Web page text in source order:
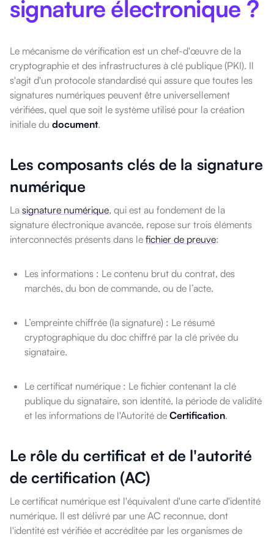
signature électronique ?
Le mécanisme de vérification est un chef-d'œuvre de la
cryptographie et des infrastructures à clé publique (PKI). Il
s'agit d'un protocole standardisé qui assure que toutes les
signatures numériques peuvent être universellement
vérifiées, quel que soit le système utilisé pour la création
initiale du document.
Les composants clés de la signature
numérique
La signature numérique, qui est au fondement de la
signature électronique avancée, repose sur trois éléments
interconnectés présents dans le fichier de preuve:
Les informations : Le contenu brut du contrat, des
marchés, du bon de commande, ou de l’acte.
L’empreinte chiffrée (la signature) : Le résumé
cryptographique du doc chiffré par la clé privée du
signataire.
Le certificat numérique : Le fichier contenant la clé
publique du signataire, son identité, la période de validité
et les informations de l'Autorité de Certification.
Le rôle du certificat et de l'autorité
de certification (AC)
Le certificat numérique est l'équivalent d'une carte d'identité
numérique. Il est délivré par une AC reconnue, dont
l'identité est vérifiée et accréditée par les organismes de